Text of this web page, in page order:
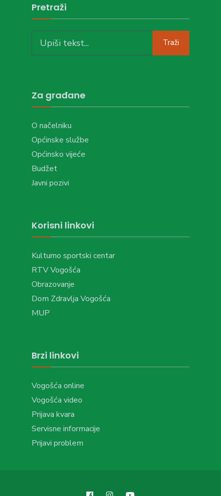
Pretraži
for:
Traži
Za građane
O načelniku
Općinske službe
Općinsko vijeće
Budžet
Javni pozivi
Korisni linkovi
Kulturno sportski centar
RTV Vogošća
Obrazovanje
Dom Zdravlja Vogošća
MUP
Brzi linkovi
Vogošća online
Vogošća video
Prijava kvara
Servisne informacije
Prijavi problem